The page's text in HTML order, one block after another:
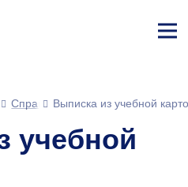
ине
офисдля обучающихся
Справки, выписки и другие
Выписка из учебной
учебной